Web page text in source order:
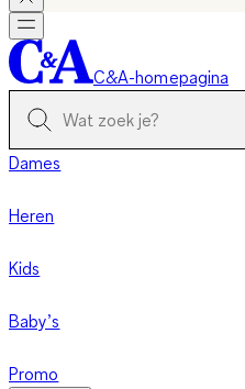
C&A-homepagina
Dames
Heren
Kids
Baby’s
Promo